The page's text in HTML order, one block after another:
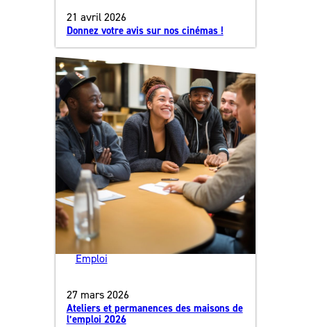
21 avril 2026
Donnez votre avis sur nos cinémas !
Emploi
27 mars 2026
Ateliers et permanences des maisons de
l’emploi 2026